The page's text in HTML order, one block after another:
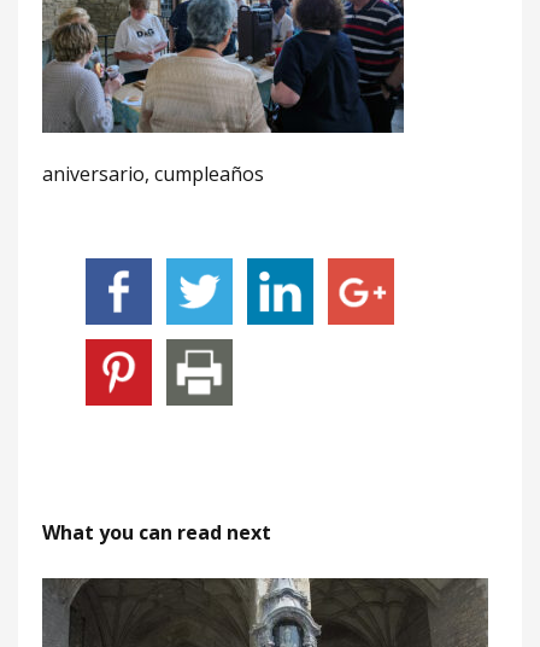
aniversario, cumpleaños
What you can read next